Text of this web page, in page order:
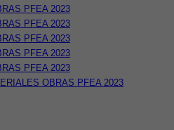
PFEA 2023
PFEA 2023
PFEA 2023
PFEA 2023
PFEA 2023
OBRAS PFEA 2023